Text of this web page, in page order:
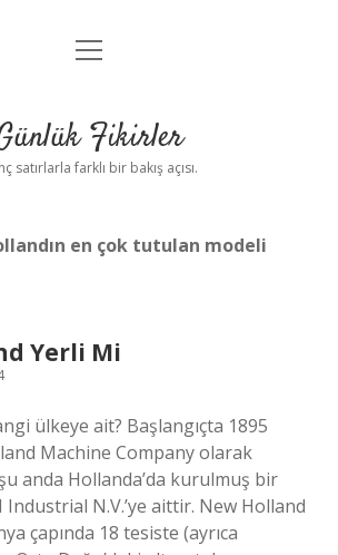
Anasayfa
Yasal Uyarı
menüyü
Fikirler
satırlarla farklı bir bakış açısı.
en çok tutulan modeli
Yerli Mi
ülkeye ait? Başlangıçta 1895
Machine Company olarak
anda Hollanda’da kurulmuş bir
N.V.’ye aittir. New Holland
çapında 18 tesiste (ayrıca